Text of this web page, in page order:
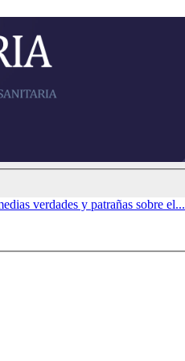
verdades y patrañas sobre el...